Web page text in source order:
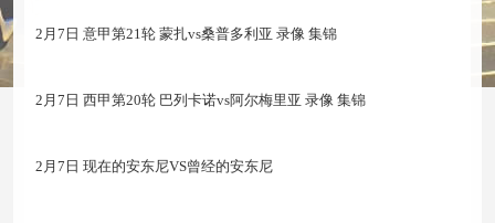
2月7日 意甲第21轮 蒙扎vs桑普多利亚 录像 集锦
2月7日 西甲第20轮 巴列卡诺vs阿尔梅里亚 录像 集锦
2月7日 现在的安东尼VS曾经的安东尼